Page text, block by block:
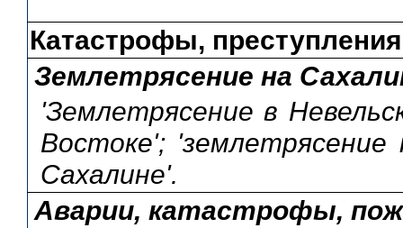
Катастрофы,
Землетрясение на
'Землетрясение в
Востоке';
Сахалине'.
Аварии, катастрофы,